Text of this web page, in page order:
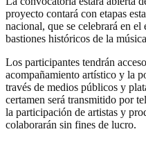
proyecto contará con etapas
nacional, que se celebrará en
bastiones históricos de la
Los participantes tendrán
acompañamiento artístico y la
través de medios públicos y
certamen será transmitido por
la participación de artistas y
colaborarán sin fines de lucro.